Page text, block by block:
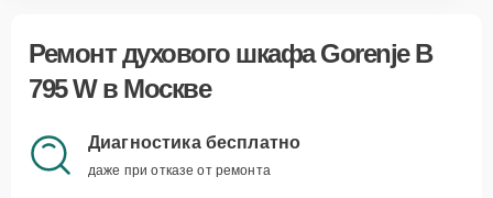
Ремонтдухового шкафа Gorenje B
795 Wв Москве
Диагностика бесплатно
даже при отказе от ремонта